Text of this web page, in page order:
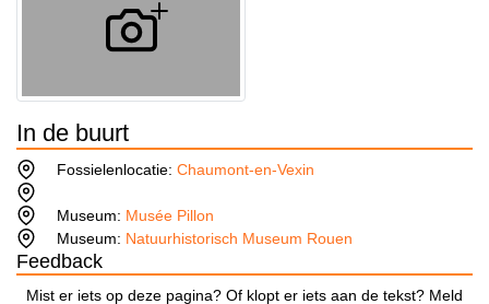
In de buurt
Fossielenlocatie:Chaumont-en-Vexin
Museum: Musée Pillon
Museum: Natuurhistorisch Museum Rouen
Feedback
Mist er iets op deze pagina? Of klopt er iets aan de tekst? Meld